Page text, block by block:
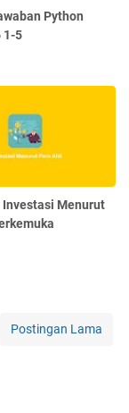
Python
1-5
Menurut
Postingan Lama